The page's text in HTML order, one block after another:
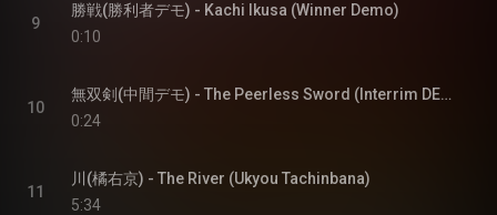
9
勝戦(勝利者デモ) - Kachi Ikusa (Winner Demo)
0:10
10
無双剣(中間デモ) - The Peerless Sword (Interrim DEMO)
0:24
11
川(橘右京) - The River (Ukyou Tachinbana)
5:34